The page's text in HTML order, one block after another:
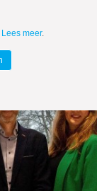
MENU
Lees meer.